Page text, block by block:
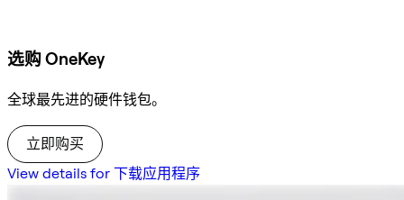
选购 OneKey
全球最先进的硬件钱包。
立即购买
View details for 下载应用程序